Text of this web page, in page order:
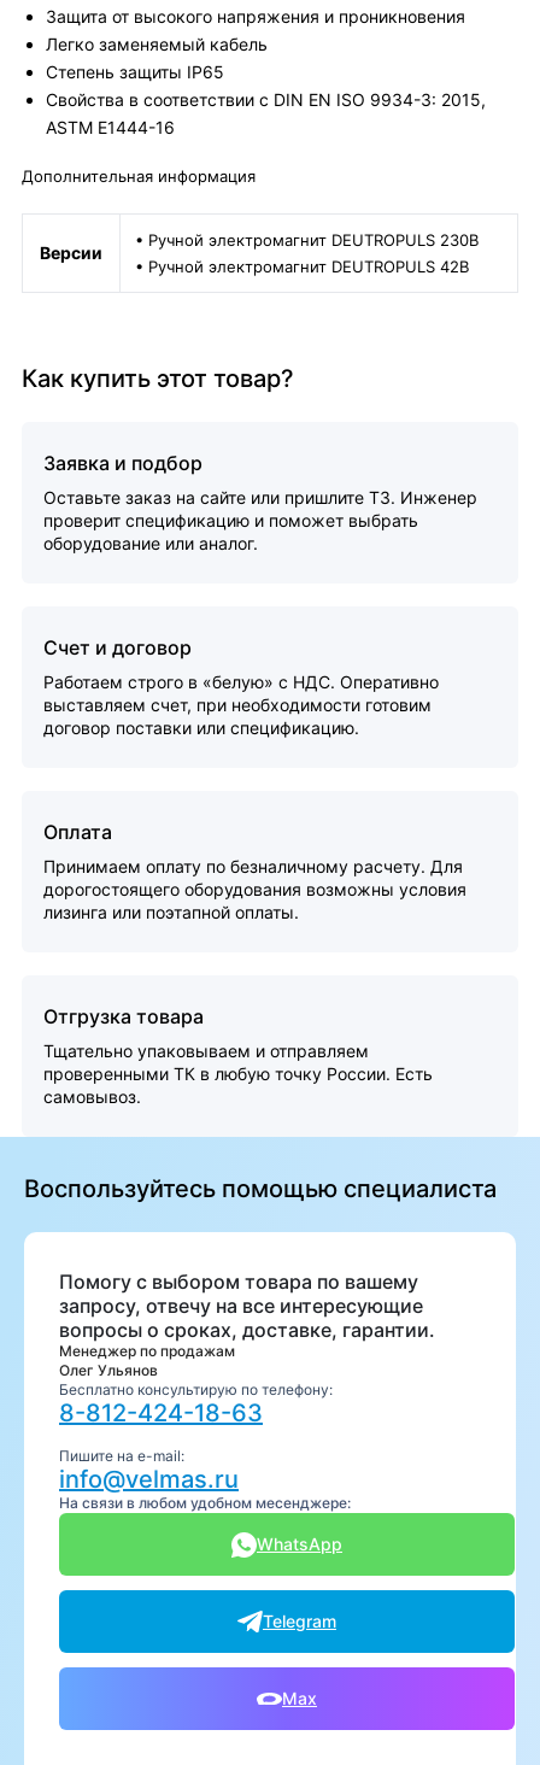
Защита от высокого напряжения и проникновения
Легко заменяемый кабель
Степень защиты IP65
Свойства в соответствии с DIN EN ISO 9934-3: 2015,
ASTM E1444-16
Дополнительная информация
Версии
• Ручной электромагнит DEUTROPULS 230В
• Ручной электромагнит DEUTROPULS 42В
Как купить этот товар?
Заявка и подбор
Оставьте заказ на сайте или пришлите ТЗ. Инженер
проверит спецификацию и поможет выбрать
оборудование или аналог.
Счет и договор
Работаем строго в «белую» с НДС. Оперативно
выставляем счет, при необходимости готовим
договор поставки или спецификацию.
Оплата
Принимаем оплату по безналичному расчету. Для
дорогостоящего оборудования возможны условия
лизинга или поэтапной оплаты.
Отгрузка товара
Тщательно упаковываем и отправляем
проверенными ТК в любую точку России. Есть
самовывоз.
Воспользуйтесь помощью специалиста
Помогу с выбором товара по вашему
запросу, отвечу на все интересующие
вопросы о сроках, доставке, гарантии.
Менеджер по продажам
Олег Ульянов
Бесплатно консультирую по телефону:
8-812-424-18-63
Пишите на e-mail:
info@velmas.ru
На связи в любом удобном месенджере:
WhatsApp
Telegram
Max